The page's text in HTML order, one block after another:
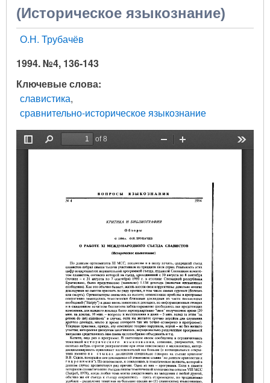
(Историческое языкознание)
О.Н. Трубачёв
1994. №4, 136-143
Ключевые слова
славистика
сравнительно-историческое языкознание